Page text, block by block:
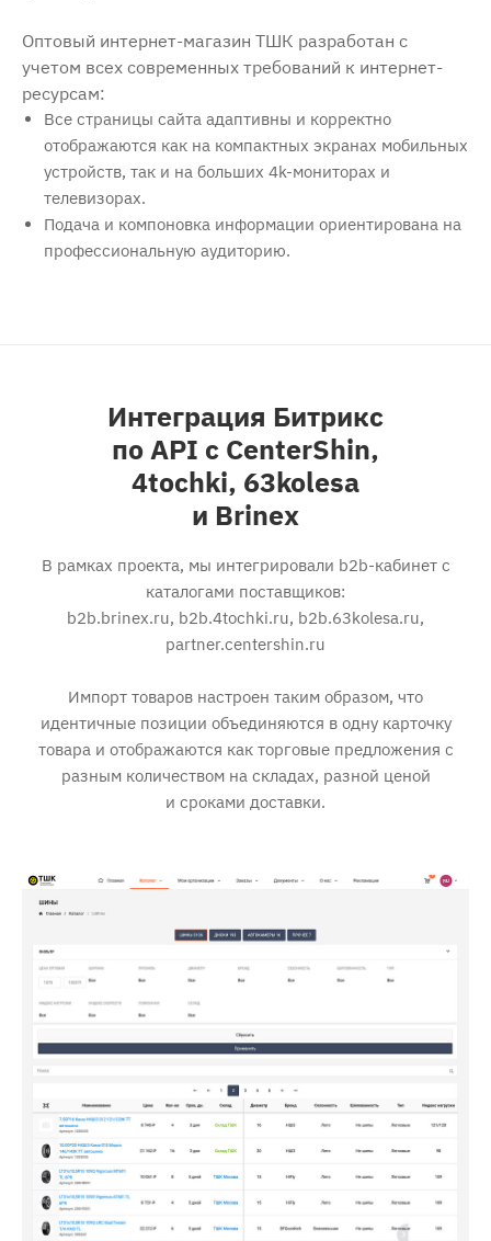
Оптовый интернет-магазин ТШК разработан с
учетом всех современных требований к интернет-
ресурсам:
Все страницы сайта адаптивны и корректно
отображаются как на компактных экранах мобильных
устройств, так и на больших 4k-мониторах и
телевизорах.
Подача и компоновка информации ориентирована на
профессиональную аудиторию.
Интеграция Битрикс
по API с CenterShin,
4tochki, 63kolesa
и Brinex
В рамках проекта, мы интегрировали b2b-кабинет с
каталогами поставщиков:
b2b.brinex.ru, b2b.4tochki.ru, b2b.63kolesa.ru,
partner.centershin.ru
Импорт товаров настроен таким образом, что
идентичные позиции объединяются в одну карточку
товара и отображаются как торговые предложения с
разным количеством на складах, разной ценой
и сроками доставки.